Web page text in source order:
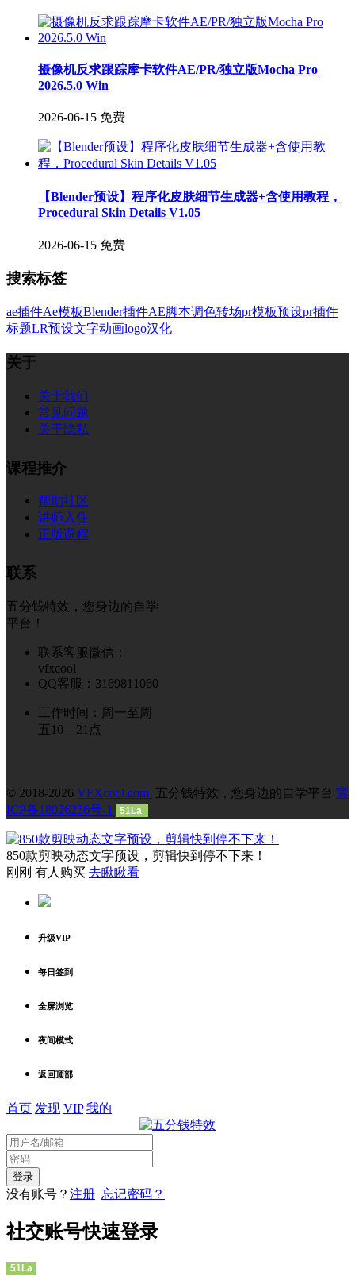
摄像机反求跟踪摩卡软件AE/PR/独立版Mocha Pro
2026.5.0 Win
2026-06-15 免费
【Blender预设】程序化皮肤细节生成器+含使用教程，
Procedural Skin Details V1.05
2026-06-15 免费
搜索标签
ae插件Ae模板Blender插件AE脚本调色转场pr模板预设pr插件
标题LR预设文字动画logo汉化
关于
关于我们
常见问题
关于隐私
课程推介
帮助社区
讲师入住
正版课程
联系
五分钱特效，您身边的自学
平台！
联系客服微信：
vfxcool
QQ客服：3169811060
工作时间：周一至周
五10—21点
© 2018-2026 VFXcool.com 五分钱特效，您身边的自学平台 冀
ICP备18026256号-1
51La
850款剪映动态文字预设，剪辑快到停不下来！
刚刚 有人购买 去瞅瞅看
升级VIP
每日签到
全屏浏览
夜间模式
返回顶部
首页 发现 VIP 我的
没有账号？ 注册 忘记密码？
社交账号快速登录
51La